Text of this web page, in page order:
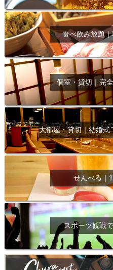
食べ飲み放題
個室・貸切｜完
大部屋・貸切｜結婚
せんべろ｜
スポーツ観戦